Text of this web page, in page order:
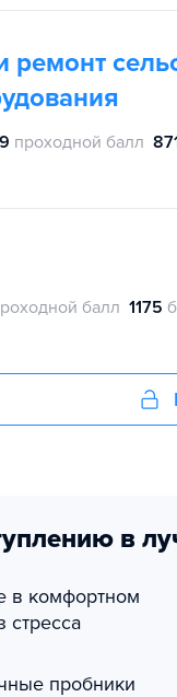
ремонт
проходной балл
балл 1175
в
в комфортном
стресса
пробники